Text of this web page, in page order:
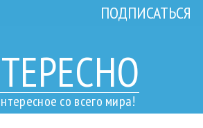
со всего мира!
ПОДПИСАТЬСЯ